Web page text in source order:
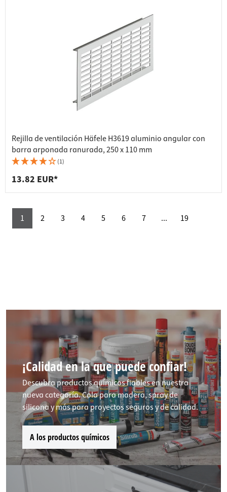
Rejilla de ventilación Häfele H3619 aluminio angular con
barra arponada ranurada, 250 x 110 mm
(1)
13.82 EUR*
1 2 3 4 5 6 7 ... 19
¡Calidad en la que puede confiar!
Descubra productos químicos fiables en nuestra
nueva categoría. Cola para madera, spray de
silicona y más para proyectos seguros y de calidad.
A los productos químicos